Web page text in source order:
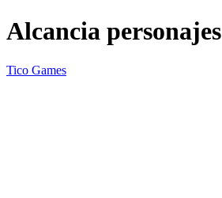
Alcancia personajes
Tico Games